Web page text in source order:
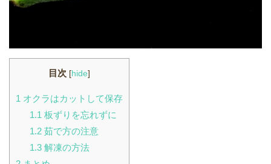
目次 [hide]
1 オクラはカットして保存
1.1板ずりを忘れずに
1.2茹で方の注意
1.3解凍の方法